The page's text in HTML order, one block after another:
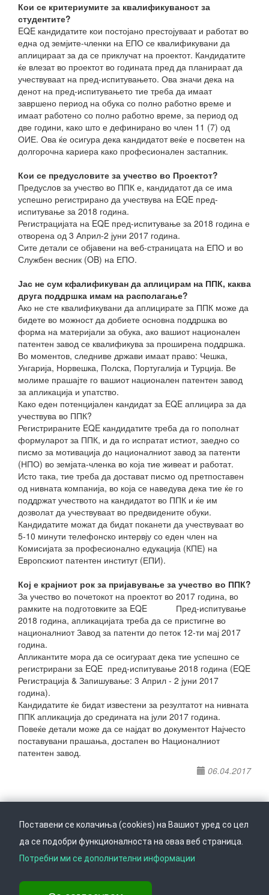
Кои се критериумите за квалификуваност за
студентите?
EQE кандидатите кои постојано престојуваат и работат во
една од земјите-членки на ЕПО се квалификувани да
аплицираат за да се приклучат на проектот. Кандидатите
ќе влезат во проектот во годината пред да планираат да
учествуваат на пред-испитувањето. Ова значи дека на
денот на пред-испитувањето тие треба да имаат
завршено период на обука со полно работно време и
имаат работено со полно работно време, за период од
две години, како што е дефинирано во член 11 (7) од
ОИЕ. Ова ќе осигура дека кандидатот веќе е посветен на
долгорочна кариера како професионален застапник.
Кои се предусловите за учество во Проектот?
Предуслов за учество во ППК е, кандидатот да се има
успешно регистрирано да учествува на EQE пред-
испитување за 2018 година.
Регистрацијата на EQE пред-испитување за 2018 година е
отворена од 3 Април-2 јуни 2017 година.
Сите детали се објавени на веб-страницата на ЕПО и во
Службен весник (OB) на ЕПО.
Јас не сум кфалификуван да аплицирам на ППК, каква
друга поддршка имам на располагање?
Ако не сте квалификувани да аплицирате за ППК може да
бидете во можност да добиете основна поддршка во
форма на материјали за обука, ако вашиот национален
патентен завод се квалификува за проширена поддршка.
Во моментов, следниве држави имаат право: Чешка,
Унгарија, Норвешка, Полска, Португалија и Турција. Ве
молиме прашајте го вашиот национален патентен завод
за апликација и упатство.
Како еден потенцијален кандидат за EQE аплицира за да
учествува во ППК?
Регистрираните EQE кандидатите треба да го пополнат
формуларот за ППК, и да го испратат истиот, заедно со
писмо за мотивација до националниот завод за патенти
(НПО) во земјата-членка во која тие живеат и работат.
Исто така, тие треба да достават писмо од претпоставен
од нивната компанија, во која се наведува дека тие ќе го
поддржат учеството на кандидатот во ППК и ќе им
дозволат да учествуваат во предвидените обуки.
Кандидатите можат да бидат поканети да учествуваат во
5-10 минути телефонско интервју со еден член на
Комисијата за професионално едукација (КПЕ) на
Европскиот патентен институт (ЕПИ).
Кој е крајниот рок за пријавување за учество во ППК?
За учество во почетокот на проектот во 2017 година, во
рамките на подготовките за EQE Пред-испитување
2018 година, апликацијата треба да се пристигне во
националниот Завод за патенти до петок 12-ти мај 2017
година.
Апликантите мора да се осигураат дека тие успешно се
регистрирани за EQE пред-испитување 2018 година (EQE
Регистрација & Запишување: 3 Април - 2 јуни 2017
година).
Кандидатите ќе бидат известени за резултатот на нивната
ППК апликација до средината на јули 2017 година.
Повеќе детали може да се најдат во документот Најчесто
поставувани прашања, достапен во Националниот
патентен завод.
06.04.2017
Врати се горе Следете не на
Поставени се колачиња (cookies) на Вашиот уред со цел
да се подобри функционалноста на оваа веб страница.
Потребни ми се дополнителни информации